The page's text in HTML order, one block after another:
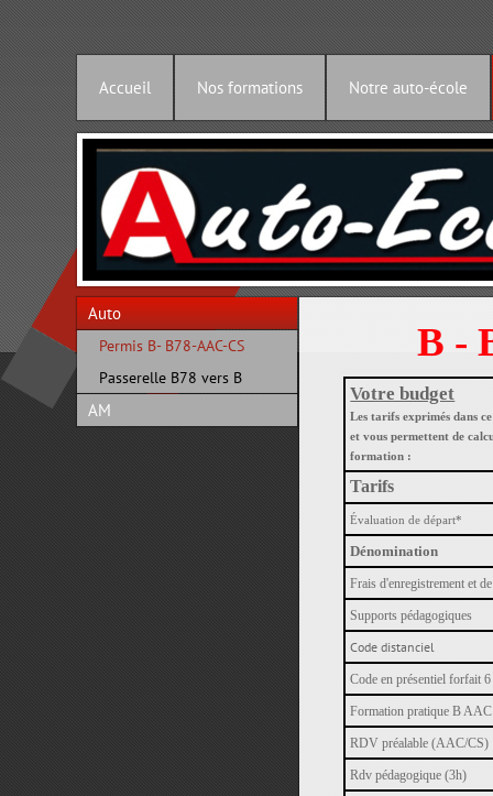
Accueil Nos formations Notre auto-école
Auto
Permis B- B78-AAC-CS
Passerelle B78 vers B
AM
B -
Votre budget
Les tarifs exprimés dans
et vous permettent de
formation :
Tarifs
Évaluation de départ*
Dénomination
Frais d'enregistrement et
Supports pédagogiques
Code distanciel
Code en présentiel forfait
Formation pratique B
RDV préalable (AAC/CS)
Rdv pédagogique (3h)